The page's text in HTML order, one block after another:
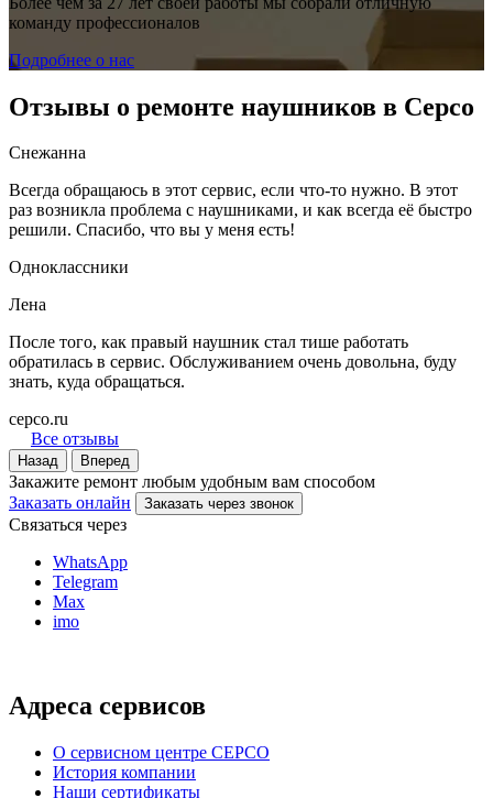
команду профессионалов
Подробнее о нас
Отзывы о ремонте наушников в Серсо
Снежанна
Всегда обращаюсь в этот сервис, если что-то нужно. В этот
раз возникла проблема с наушниками, и как всегда её быстро
решили. Спасибо, что вы у меня есть!
Одноклассники
Лена
После того, как правый наушник стал тише работать
обратилась в сервис. Обслуживанием очень довольна, буду
знать, куда обращаться.
серсо.ru
Все отзывы
Назад Вперед
Закажите ремонт любым удобным вам способом
Заказать онлайн
Заказать через звонок
Связаться через
WhatsApp
Telegram
Max
imo
Адреса сервисов
О сервисном центре СЕРСО
История компании
Наши сертификаты